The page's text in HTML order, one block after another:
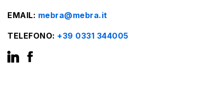
EMAIL: mebra@mebra.it
TELEFONO: +39 0331 344005